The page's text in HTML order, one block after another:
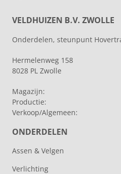
VELDHUIZEN B.V. ZWOLLE
Onderdelen, steunpunt
Hermelenweg 158
8028 PL Zwolle
Magazijn:
Productie:
Verkoop/Algemeen:
ONDERDELEN
Assen & Velgen
Verlichting